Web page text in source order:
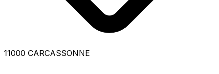
11000 CARCASSONNE